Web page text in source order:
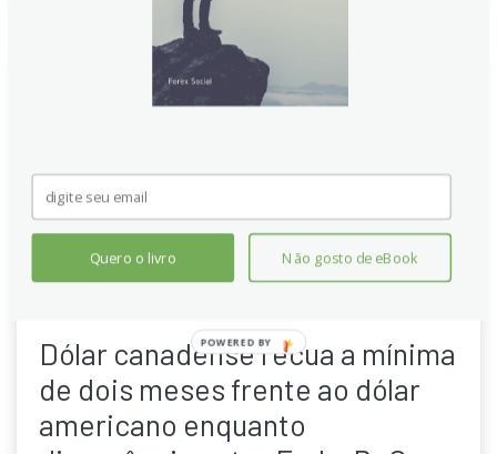
Dólar canadense recua a mínima
de dois meses frente ao dólar
americano enquanto
Quero o livro Não gosto de eBook
POWERED
BY